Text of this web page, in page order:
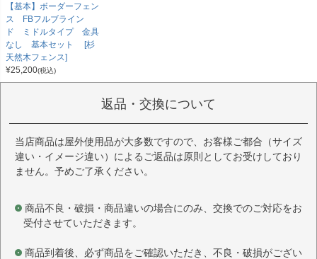
【基本】ボーダーフェン
ス FBフルブライン
ド ミドルタイプ 金具
なし 基本セット [杉
天然木フェンス]
¥25,200(税込)
返品・交換について
当店商品は屋外使用品が大多数ですので、お客様ご都合（サイズ
違い・イメージ違い）によるご返品は原則としてお受けしており
ません。予めご了承ください。
商品不良・破損・商品違いの場合にのみ、交換でのご対応をお
受付させていただきます。
商品到着後、必ず商品をご確認いただき、不良・破損がござい